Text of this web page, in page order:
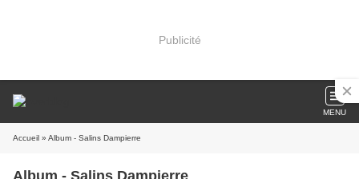
Publicité
MENU
Accueil » Album - Salins Dampierre
Album - Salins Dampierre